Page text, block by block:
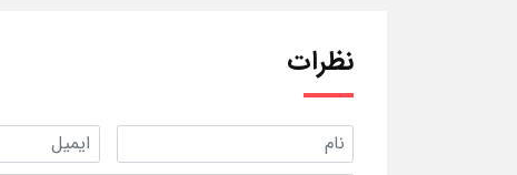
نظرات